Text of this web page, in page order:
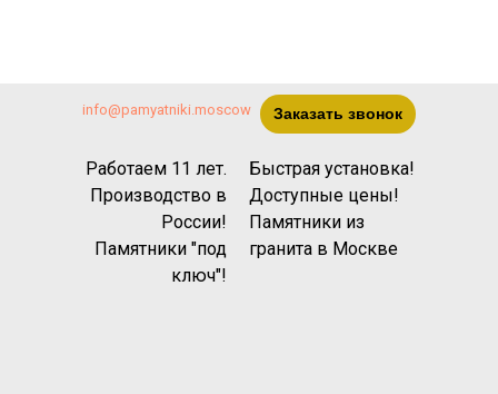
Работаем 11 лет.
Производство в
России!
Памятники "под
ключ"!
info@pamyatniki.moscow
Быстрая установка!
Доступные цены!
Памятники из
гранита в Москве
Заказать звонок